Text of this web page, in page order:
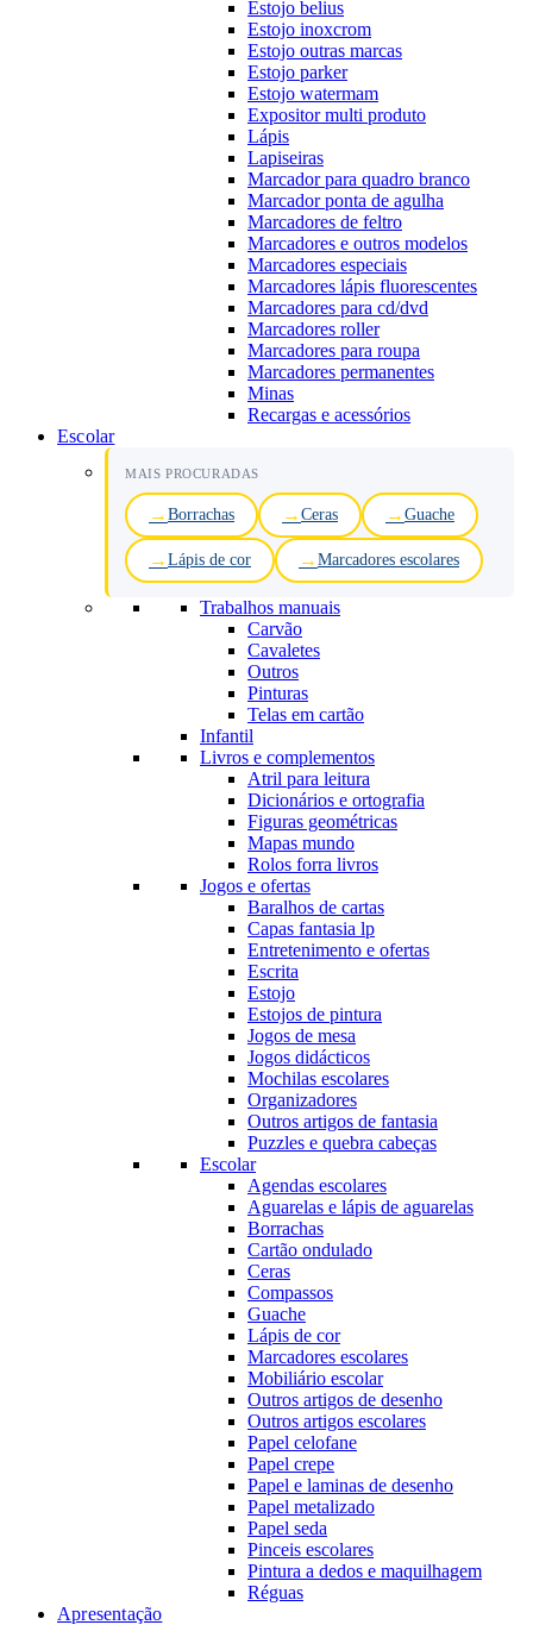
Estojo belius
Estojo inoxcrom
Estojo outras marcas
Estojo parker
Estojo watermam
Expositor multi produto
Lápis
Lapiseiras
Marcador para quadro branco
Marcador ponta de agulha
Marcadores de feltro
Marcadores e outros modelos
Marcadores especiais
Marcadores lápis fluorescentes
Marcadores para cd/dvd
Marcadores roller
Marcadores para roupa
Marcadores permanentes
Minas
Recargas e acessórios
Escolar
MAIS PROCURADAS
Borrachas Ceras Guache
Lápis de cor Marcadores escolares
Trabalhos manuais
Carvão
Cavaletes
Outros
Pinturas
Telas em cartão
Infantil
Livros e complementos
Atril para leitura
Dicionários e ortografia
Figuras geométricas
Mapas mundo
Rolos forra livros
Jogos e ofertas
Baralhos de cartas
Capas fantasia lp
Entretenimento e ofertas
Escrita
Estojo
Estojos de pintura
Jogos de mesa
Jogos didácticos
Mochilas escolares
Organizadores
Outros artigos de fantasia
Puzzles e quebra cabeças
Escolar
Agendas escolares
Aguarelas e lápis de aguarelas
Borrachas
Cartão ondulado
Ceras
Compassos
Guache
Lápis de cor
Marcadores escolares
Mobiliário escolar
Outros artigos de desenho
Outros artigos escolares
Papel celofane
Papel crepe
Papel e laminas de desenho
Papel metalizado
Papel seda
Pinceis escolares
Pintura a dedos e maquilhagem
Réguas
Apresentação